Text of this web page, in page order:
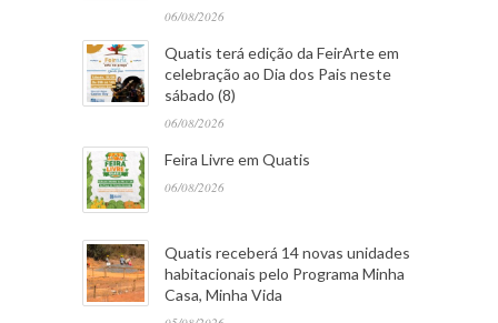
06/08/2026
Quatis terá edição da FeirArte em
celebração ao Dia dos Pais neste
sábado (8)
06/08/2026
Feira Livre em Quatis
06/08/2026
Quatis receberá 14 novas unidades
habitacionais pelo Programa Minha
Casa, Minha Vida